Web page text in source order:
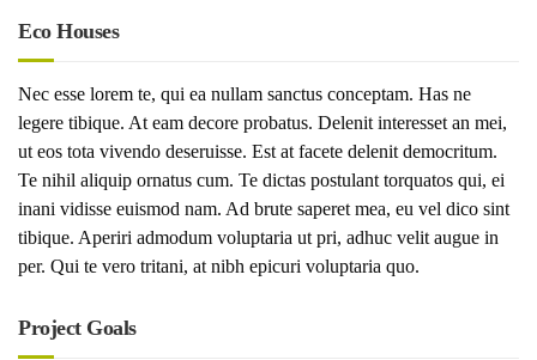
Eco Houses
Nec esse lorem te, qui ea nullam sanctus conceptam. Has ne
legere tibique. At eam decore probatus. Delenit interesset an mei,
ut eos tota vivendo deseruisse. Est at facete delenit democritum.
Te nihil aliquip ornatus cum. Te dictas postulant torquatos qui, ei
inani vidisse euismod nam. Ad brute saperet mea, eu vel dico sint
tibique. Aperiri admodum voluptaria ut pri, adhuc velit augue in
per. Qui te vero tritani, at nibh epicuri voluptaria quo.
Project Goals